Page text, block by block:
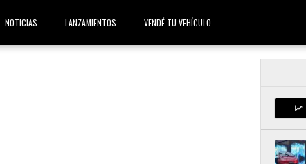
NOTICIAS LANZAMIENTOS VENDÉ TU VEHÍCULO